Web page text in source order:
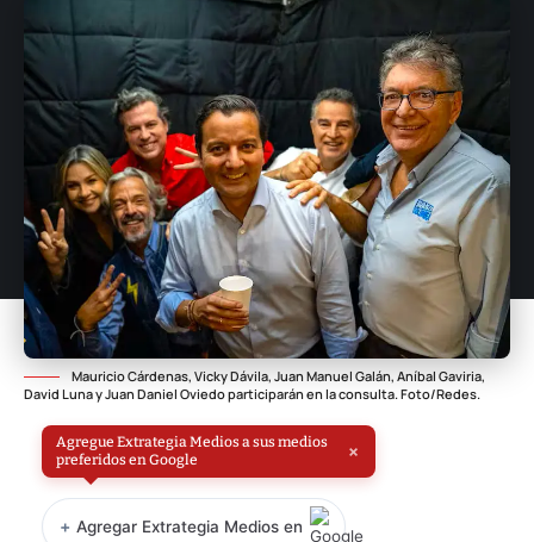
Mauricio Cárdenas, Vicky Dávila, Juan Manuel Galán, Aníbal Gaviria,
David Luna y Juan Daniel Oviedo participarán en la consulta. Foto/Redes.
Agregue Extrategia Medios a sus medios
preferidos en Google
×
+ Agregar Extrategia Medios en